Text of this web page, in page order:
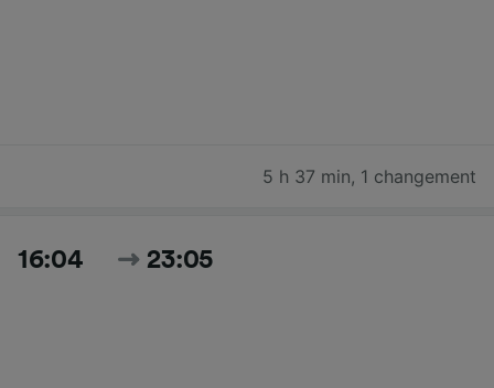
5 h 37 min, 1 changement
16:04 23:05